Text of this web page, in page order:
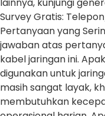
Survey Gratis:
Pertanyaan yang
jawaban atas
kabel jaringan ini.
digunakan untuk
masih sangat layak,
membutuhkan